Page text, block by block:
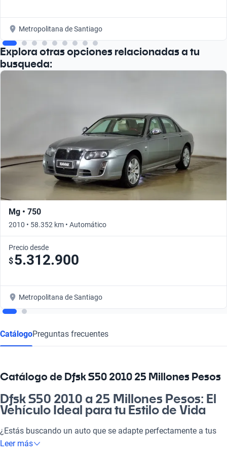
Metropolitana de Santiago
Explora otras opciones relacionadas a tu
busqueda:
Mg • 750
2010 • 58.352 km • Automático
Precio desde
$5.312.900
Metropolitana de Santiago
CatálogoPreguntas frecuentes
Catálogo de Dfsk S50 2010 25 Millones Pesos
Dfsk S50 2010 a 25 Millones Pesos: El
Vehículo Ideal para tu Estilo de Vida
¿Estás buscando un auto que se adapte perfectamente a tus
necesidades? El Dfsk S50 2010 a 25 millones de pesos es la
Leer más